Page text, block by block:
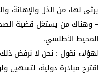
يرثى لها، من الذل والإهانة،
– وهناك من يستغل قضية
المحيط الأطلسي.
لهؤلاء نقول : نحن لا نرفض
اقترح مبادرة دولية، لتسهيل